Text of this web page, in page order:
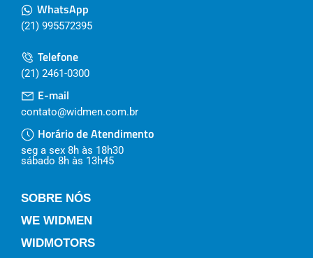
WhatsApp
(21) 995572395
Telefone
(21) 2461-0300
E-mail
contato@widmen.com.br
Horário de Atendimento
seg a sex 8h às 18h30
sábado 8h às 13h45
SOBRE NÓS
WE WIDMEN
WIDMOTORS